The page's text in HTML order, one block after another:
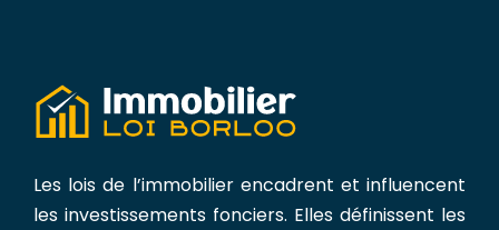
Les lois de l’immobilier encadrent et influencent
les investissements fonciers. Elles définissent les